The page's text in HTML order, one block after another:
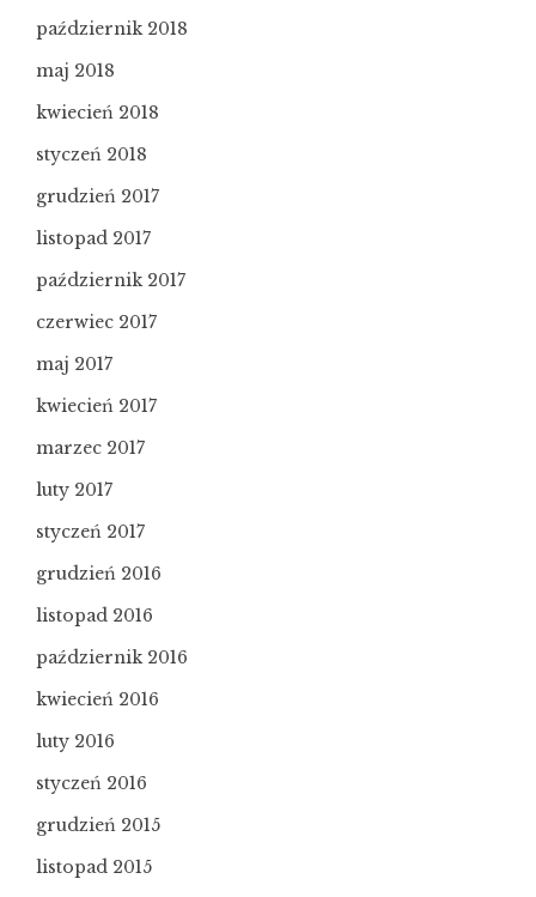
październik 2018
maj 2018
kwiecień 2018
styczeń 2018
grudzień 2017
listopad 2017
październik 2017
czerwiec 2017
maj 2017
kwiecień 2017
marzec 2017
luty 2017
styczeń 2017
grudzień 2016
listopad 2016
październik 2016
kwiecień 2016
luty 2016
styczeń 2016
grudzień 2015
listopad 2015